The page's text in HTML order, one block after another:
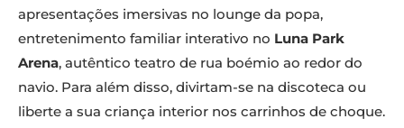
apresentações imersivas no lounge da popa,
entretenimento familiar interativo no Luna Park
Arena, autêntico teatro de rua boémio ao redor do
navio. Para além disso, divirtam-se na discoteca ou
liberte a sua criança interior nos carrinhos de choque.